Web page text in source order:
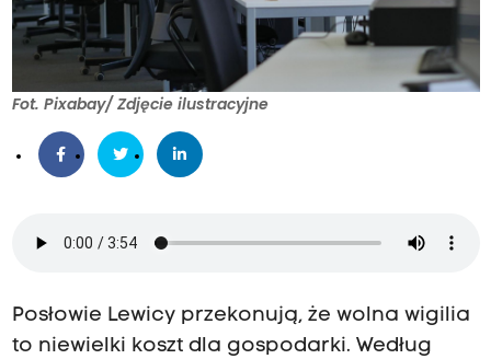
Fot. Pixabay/ Zdjęcie ilustracyjne
Posłowie Lewicy przekonują, że wolna wigilia
to niewielki koszt dla gospodarki. Według